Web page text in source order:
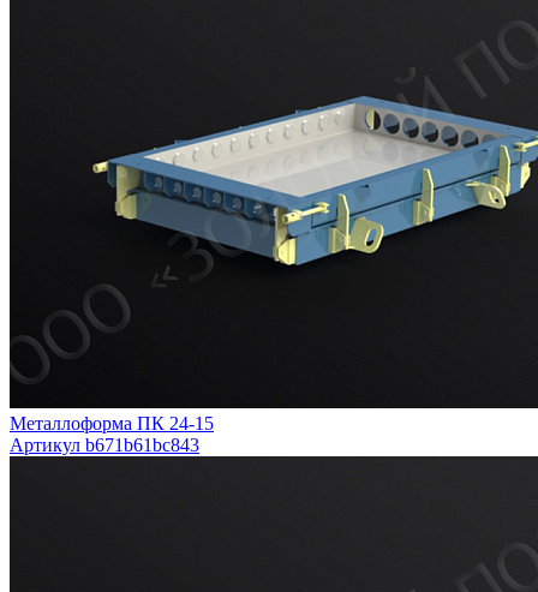
Металлоформа ПК 24-15
Артикул b671b61bc843